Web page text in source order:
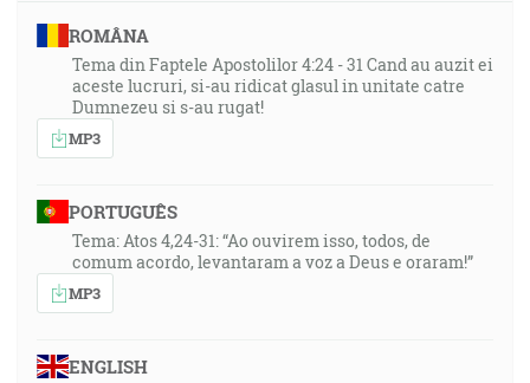
ROMÂNA
Tema din Faptele Apostolilor 4:24 - 31 Cand au auzit ei
aceste lucruri, si-au ridicat glasul in unitate catre
Dumnezeu si s-au rugat!
MP3
PORTUGUÊS
Tema: Atos 4,24-31: “Ao ouvirem isso, todos, de
comum acordo, levantaram a voz a Deus e oraram!”
MP3
ENGLISH